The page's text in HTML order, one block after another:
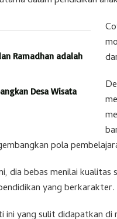
Ramadhan adalah
Desa Wisata
pola
dia bebas menilai
yang berkarakter.
yang sulit didapatkan di